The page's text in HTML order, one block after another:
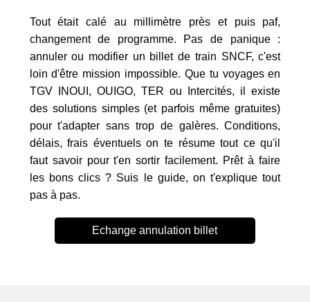
Tout était calé au millimètre près et puis paf,
changement de programme. Pas de panique :
annuler ou modifier un billet de train SNCF, c'est
loin d'être mission impossible. Que tu voyages en
TGV INOUI, OUIGO, TER ou Intercités, il existe
des solutions simples (et parfois même gratuites)
pour t'adapter sans trop de galères. Conditions,
délais, frais éventuels on te résume tout ce qu'il
faut savoir pour t'en sortir facilement. Prêt à faire
les bons clics ? Suis le guide, on t'explique tout
pas à pas.
Echange annulation billet